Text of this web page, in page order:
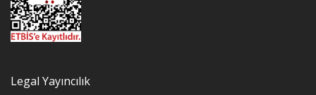
Legal Yayıncılık